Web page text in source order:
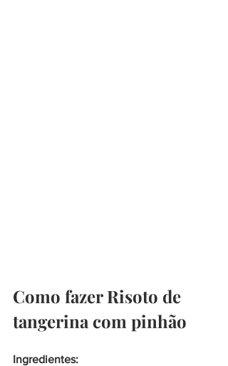
Como fazer Risoto de
tangerina com pinhão
Ingredientes: